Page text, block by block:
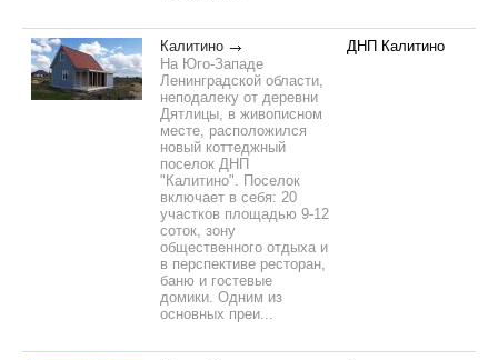
Калитино
На Юго-Западе
Ленинградской области,
неподалеку от деревни
Дятлицы, в живописном
месте, расположился
новый коттеджный
поселок ДНП
"Калитино". Поселок
включает в себя: 20
участков площадью 9-12
соток, зону
общественного отдыха и
в перспективе ресторан,
баню и гостевые
домики. Одним из
основных преи...
ДНП Калитино